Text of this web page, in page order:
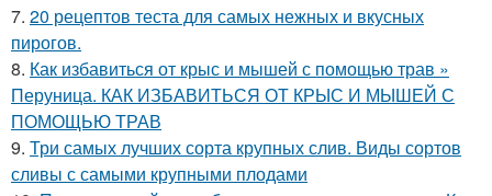
7. 20 рецептов теста для самых нежных и вкусных
пирогов.
8. Как избавиться от крыс и мышей с помощью трав »
Перуница. КАК ИЗБАВИТЬСЯ ОТ КРЫС И МЫШЕЙ С
ПОМОЩЬЮ ТРАВ
9. Три самых лучших сорта крупных слив. Виды сортов
сливы с самыми крупными плодами